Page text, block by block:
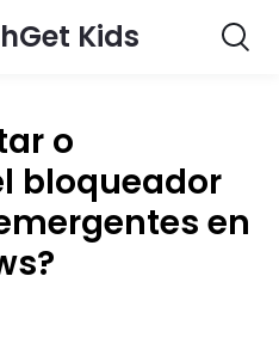
Kids
o
bloqueador
en